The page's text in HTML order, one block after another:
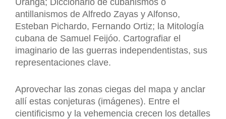
Uranga; Diccionario de cubanismos o
antillanismos de Alfredo Zayas y Alfonso,
Esteban Pichardo, Fernando Ortiz; la Mitología
cubana de Samuel Feijóo. Cartografiar el
imaginario de las guerras independentistas, sus
representaciones clave.
Aprovechar las zonas ciegas del mapa y anclar
allí estas conjeturas (imágenes). Entre el
cientificismo y la vehemencia crecen los detalles